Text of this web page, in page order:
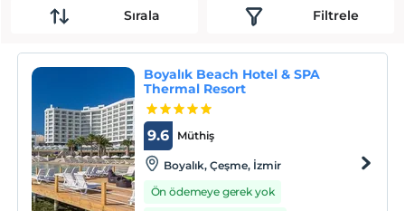
Sırala Filtrele
Boyalık Beach Hotel & SPA
Thermal Resort
Müthiş
9.6
Boyalık, Çeşme, İzmir
Ön ödemeye gerek yok